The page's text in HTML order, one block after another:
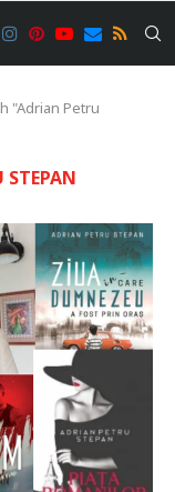
"Adrian Petru
STEPAN